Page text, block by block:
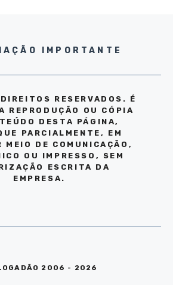
IMPORTANTE
RESERVADOS. É
REPRODUÇÃO OU CÓPIA
DESTA PÁGINA,
PARCIALMENTE, EM
MEIO DE COMUNICAÇÃO,
OU IMPRESSO, SEM
ESCRITA DA
EMPRESA.
2006 - 2026